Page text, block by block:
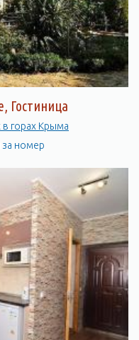
Гостиница
в горах Крыма
за номер